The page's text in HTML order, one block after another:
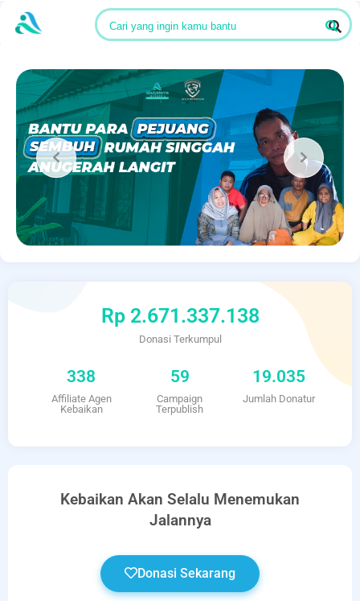
Cari yang ingin kamu bantu
Rp 2.671.337.138
Donasi Terkumpul
338
Affiliate Agen
Kebaikan
59
Campaign
Terpublish
19.035
Jumlah Donatur
Kebaikan Akan Selalu Menemukan
Jalannya
Donasi Sekarang